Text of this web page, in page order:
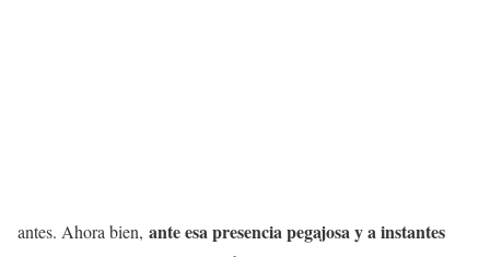
antes. Ahora bien, ante esa presencia pegajosa y a instantes